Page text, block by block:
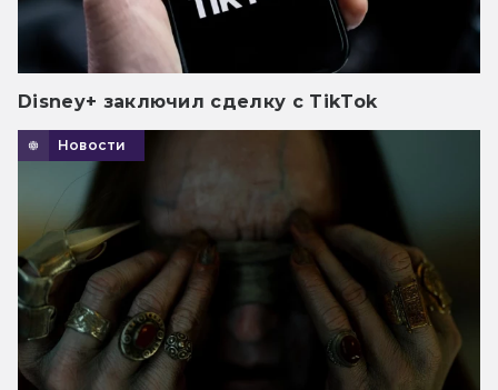
Disney+ заключил сделку с TikTok
Новости